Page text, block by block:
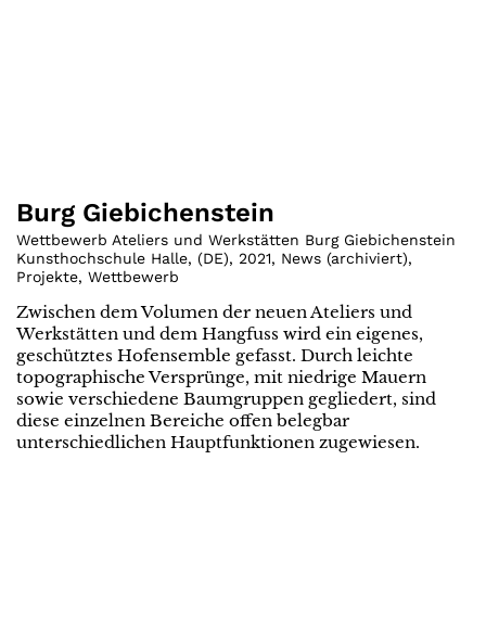
Burg Giebichenstein
Wettbewerb Ateliers und Werkstätten Burg Giebichenstein
Kunsthochschule Halle, (DE), 2021, News (archiviert),
Projekte, Wettbewerb
Zwischen dem Volumen der neuen Ateliers und
Werkstätten und dem Hangfuss wird ein eigenes,
geschütztes Hofensemble gefasst. Durch leichte
topographische Versprünge, mit niedrige Mauern
sowie verschiedene Baumgruppen gegliedert, sind
diese einzelnen Bereiche offen belegbar
unterschiedlichen Hauptfunktionen zugewiesen.